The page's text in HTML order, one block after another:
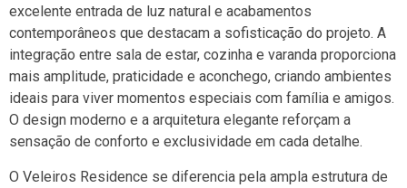
excelente entrada de luz natural e acabamentos
contemporâneos que destacam a sofisticação do projeto. A
integração entre sala de estar, cozinha e varanda proporciona
mais amplitude, praticidade e aconchego, criando ambientes
ideais para viver momentos especiais com família e amigos.
O design moderno e a arquitetura elegante reforçam a
sensação de conforto e exclusividade em cada detalhe.
O Veleiros Residence se diferencia pela ampla estrutura de